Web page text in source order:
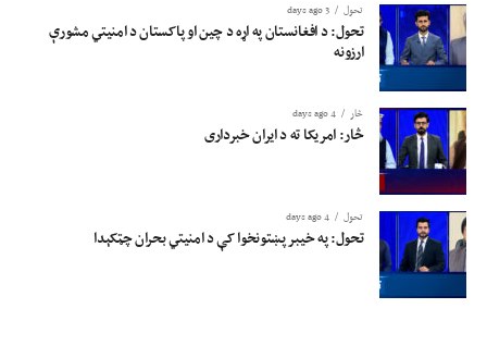
تحول 3 days ago
تحول: د افغانستان په اړه د چین او پاکستان د امنیتي مشورې
ارزونه
څار 4 days ago
څار: امریکا ته د ایران خبرداری
تحول 4 days ago
تحول: په خیبر پښتونخوا کې د امنیتي بحران چټکېدا